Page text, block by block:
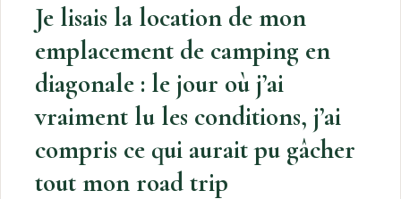
Je lisais la location de mon
emplacement de camping en
diagonale : le jour où j’ai
vraiment lu les conditions, j’ai
compris ce qui aurait pu gâcher
tout mon road trip